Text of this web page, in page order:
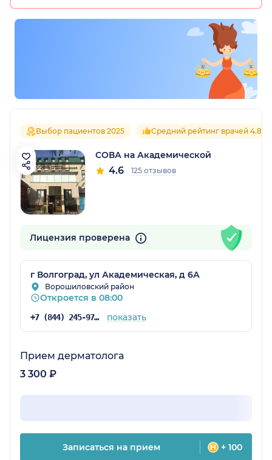
Выбор пациентов 2025 Средний рейтинг врачей 4.8
СОВА на Академической
4.6 125 отзывов
Лицензия проверена
г Волгоград, ул Академическая, д 6А
Ворошиловский район
Откроется в 08:00
+7 (844) 245-97-65 показать
Прием дерматолога
3 300 ₽
Записаться на прием + 100